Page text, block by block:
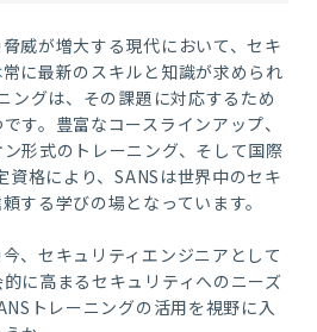
威が増大する現代において、セキ
に最新のスキルと知識が求められ
ングは、その課題に対応するため
す。豊富なコースラインアップ、
形式のトレーニング、そして国際
資格により、SANSは世界中のセキ
する学びの場となっています。
、セキュリティエンジニアとして
に高まるセキュリティへのニーズ
トレーニングの活用を視野に入